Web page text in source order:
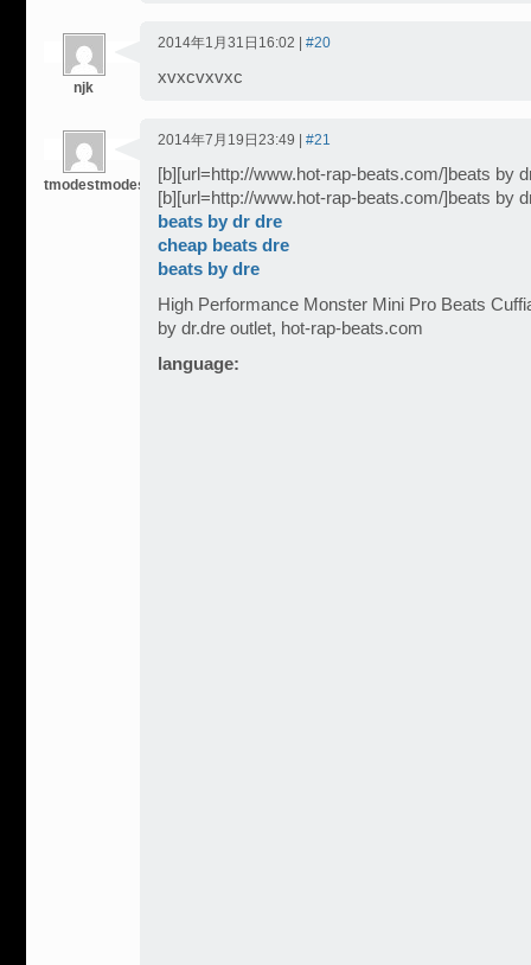
njk
2014年1月31日16:02 | #20
xvxcvxvxc
tmodestmodest
2014年7月19日23:49 | #21
[b][url=http://www.hot-rap-beats.com/]beats by
[b][url=http://www.hot-rap-beats.com/]beats by
beats by dr dre
cheap beats dre
beats by dre
High Performance Monster Mini Pro Beats
by dr.dre outlet, hot-rap-beats.com
language: